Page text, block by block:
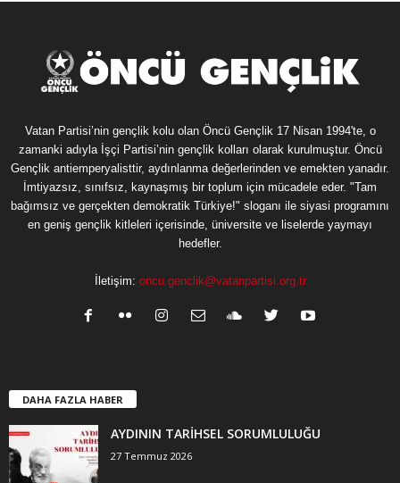
Vatan Partisi’nin gençlik kolu olan Öncü Gençlik 17 Nisan 1994'te, o
zamanki adıyla İşçi Partisi’nin gençlik kolları olarak kurulmuştur. Öncü
Gençlik antiemperyalisttir, aydınlanma değerlerinden ve emekten yanadır.
İmtiyazsız, sınıfsız, kaynaşmış bir toplum için mücadele eder. "Tam
bağımsız ve gerçekten demokratik Türkiye!" sloganı ile siyasi programını
en geniş gençlik kitleleri içerisinde, üniversite ve liselerde yaymayı
hedefler.
İletişim: oncu.genclik@vatanpartisi.org.tr
DAHA FAZLA HABER
AYDININ TARİHSEL SORUMLULUĞU
27 Temmuz 2026